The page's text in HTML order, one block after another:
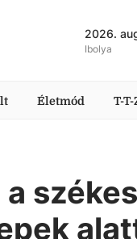
2026.
Ibolya
Életmód T-T-